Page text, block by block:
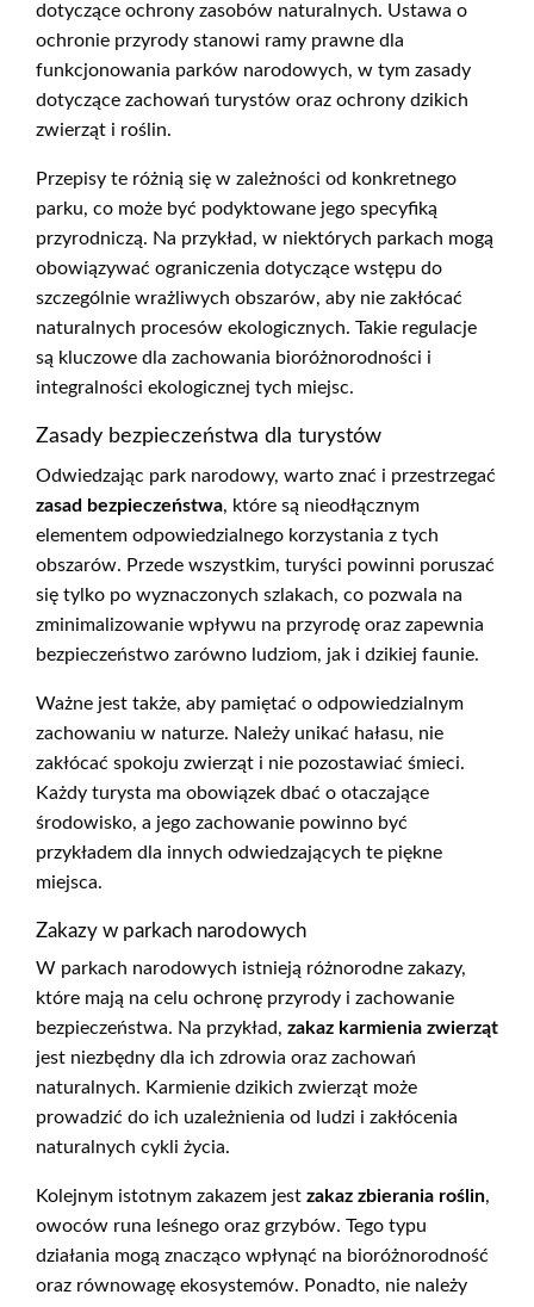
dotyczące ochrony zasobów naturalnych. Ustawa o
ochronie przyrody stanowi ramy prawne dla
funkcjonowania parków narodowych, w tym zasady
dotyczące zachowań turystów oraz ochrony dzikich
zwierząt i roślin.
Przepisy te różnią się w zależności od konkretnego
parku, co może być podyktowane jego specyfiką
przyrodniczą. Na przykład, w niektórych parkach mogą
obowiązywać ograniczenia dotyczące wstępu do
szczególnie wrażliwych obszarów, aby nie zakłócać
naturalnych procesów ekologicznych. Takie regulacje
są kluczowe dla zachowania bioróżnorodności i
integralności ekologicznej tych miejsc.
Zasady bezpieczeństwa dla turystów
Odwiedzając park narodowy, warto znać i przestrzegać
zasad bezpieczeństwa, które są nieodłącznym
elementem odpowiedzialnego korzystania z tych
obszarów. Przede wszystkim, turyści powinni poruszać
się tylko po wyznaczonych szlakach, co pozwala na
zminimalizowanie wpływu na przyrodę oraz zapewnia
bezpieczeństwo zarówno ludziom, jak i dzikiej faunie.
Ważne jest także, aby pamiętać o odpowiedzialnym
zachowaniu w naturze. Należy unikać hałasu, nie
zakłócać spokoju zwierząt i nie pozostawiać śmieci.
Każdy turysta ma obowiązek dbać o otaczające
środowisko, a jego zachowanie powinno być
przykładem dla innych odwiedzających te piękne
miejsca.
Zakazy w parkach narodowych
W parkach narodowych istnieją różnorodne zakazy,
które mają na celu ochronę przyrody i zachowanie
bezpieczeństwa. Na przykład, zakaz karmienia zwierząt
jest niezbędny dla ich zdrowia oraz zachowań
naturalnych. Karmienie dzikich zwierząt może
prowadzić do ich uzależnienia od ludzi i zakłócenia
naturalnych cykli życia.
Kolejnym istotnym zakazem jest zakaz zbierania roślin,
owoców runa leśnego oraz grzybów. Tego typu
działania mogą znacząco wpłynąć na bioróżnorodność
oraz równowagę ekosystemów. Ponadto, nie należy